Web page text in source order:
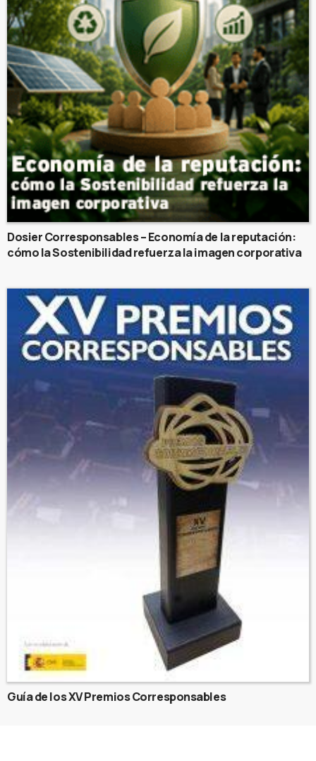
Dosier Corresponsables – Economía de la reputación:
cómo la Sostenibilidad refuerza la imagen corporativa
Guía de los XV Premios Corresponsables